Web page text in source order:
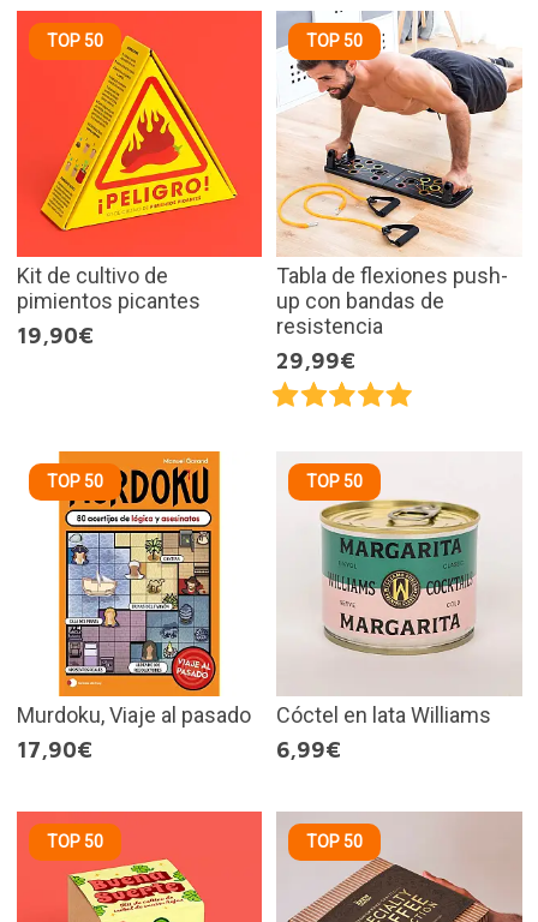
TOP 50
Kit de cultivo de
pimientos picantes
19,90€
TOP 50
Tabla de flexiones push-
up con bandas de
resistencia
29,99€
TOP 50
Murdoku, Viaje al pasado
17,90€
TOP 50
Cóctel en lata Williams
6,99€
TOP 50 TOP 50